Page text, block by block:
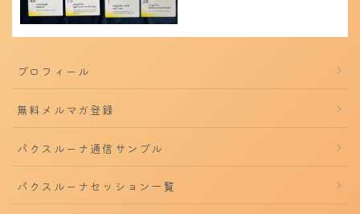
プロフィール
無料メルマガ登録
パクスルーナ通信サンプル
パクスルーナセッション一覧